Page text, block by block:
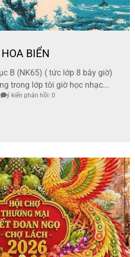
BIỂN
B (NK65) ( tức lớp 8 bây giờ)
trong lớp tôi giờ học nhạc...
ý kiến phản hồi: 0